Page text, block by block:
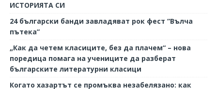
ИСТОРИЯТА СИ
24 български банди завладяват рок фест “Вълча
пътека”
„Как да четем класиците, без да плачем“ – нова
поредица помага на учениците да разберат
българските литературни класици
Когато хазартът се промъква незабелязано: как